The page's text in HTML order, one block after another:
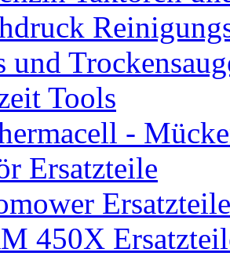
und
Tools
-
Ersatzteile
450X